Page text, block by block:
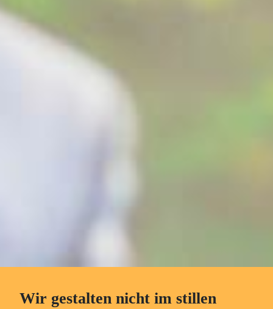
Wir gestalten nicht im stillen